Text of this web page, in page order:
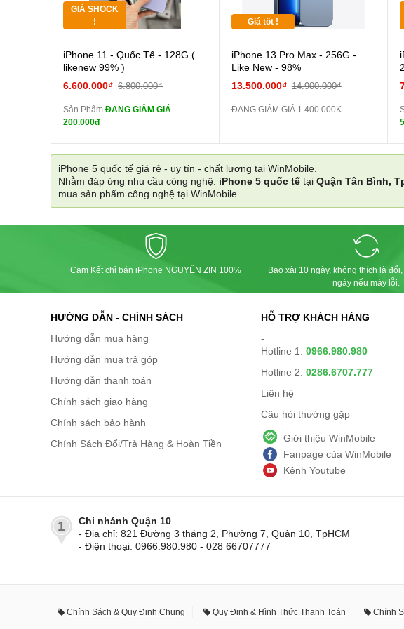
GIÁ SHOCK
!
Cường lực 10D full
màn
tai nghe iPhone 6S
Pin dự phòng và
các Phụ Kiện Khác
iPhone 11 - Quốc Tế - 128G (
likenew 99% )
6.600.000₫ 6.800.000₫
Sản Phẩm ĐANG GIẢM GIÁ
200.000đ
Giá tốt !
iPhone 13 Pro Max - 256G -
Like New - 98%
13.500.000₫ 14.900.000₫
ĐANG GIẢM GIÁ 1.400.000K
iPhone 5 quốc tế giá rẻ - uy tín - chất lượng tại WinMobile.
Nhằm đáp ứng nhu cầu công nghệ: iPhone 5 quốc tế tại Quận Tân Bình,
mua sản phẩm công nghệ tại WinMobile.
Cam Kết chỉ bán iPhone NGUYÊN ZIN 100%
Bao xài 10 ngày, không thích là
ngày nếu máy lỗi.
HƯỚNG DẪN - CHÍNH SÁCH
Hướng dẫn mua hàng
Hướng dẫn mua trả góp
Hướng dẫn thanh toán
Chính sách giao hàng
Chính sách bảo hành
Chính Sách Đổi/Trả Hàng & Hoàn Tiền
HỖ TRỢ KHÁCH HÀNG
-
Hotline 1: 0966.980.980
Hotline 2: 0286.6707.777
Liên hệ
Câu hỏi thường gặp
Giới thiệu WinMobile
Fanpage của WinMobile
Kênh Youtube
1
Chi nhánh Quận 10
- Địa chỉ: 821 Đường 3 tháng 2, Phường 7, Quận 10, TpHCM
- Điện thoại: 0966.980.980 - 028 66707777
Chính Sách & Quy Định Chung Quy Định & Hình Thức Thanh Toán Chính